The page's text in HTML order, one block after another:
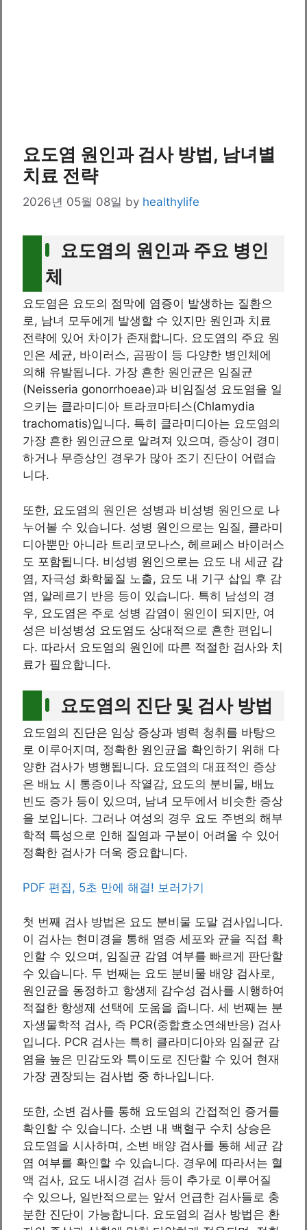
요도염 원인과 검사 방법, 남녀별
치료 전략
2026년 05월 08일 by healthylife
요도염의 원인과 주요 병인
체
요도염은 요도의 점막에 염증이 발생하는 질환으
로, 남녀 모두에게 발생할 수 있지만 원인과 치료
전략에 있어 차이가 존재합니다. 요도염의 주요 원
인은 세균, 바이러스, 곰팡이 등 다양한 병인체에
의해 유발됩니다. 가장 흔한 원인균은 임질균
(Neisseria gonorrhoeae)과 비임질성 요도염을 일
으키는 클라미디아 트라코마티스(Chlamydia
trachomatis)입니다. 특히 클라미디아는 요도염의
가장 흔한 원인균으로 알려져 있으며, 증상이 경미
하거나 무증상인 경우가 많아 조기 진단이 어렵습
니다.
또한, 요도염의 원인은 성병과 비성병 원인으로 나
누어볼 수 있습니다. 성병 원인으로는 임질, 클라미
디아뿐만 아니라 트리코모나스, 헤르페스 바이러스
도 포함됩니다. 비성병 원인으로는 요도 내 세균 감
염, 자극성 화학물질 노출, 요도 내 기구 삽입 후 감
염, 알레르기 반응 등이 있습니다. 특히 남성의 경
우, 요도염은 주로 성병 감염이 원인이 되지만, 여
성은 비성병성 요도염도 상대적으로 흔한 편입니
다. 따라서 요도염의 원인에 따른 적절한 검사와 치
료가 필요합니다.
요도염의 진단 및 검사 방법
요도염의 진단은 임상 증상과 병력 청취를 바탕으
로 이루어지며, 정확한 원인균을 확인하기 위해 다
양한 검사가 병행됩니다. 요도염의 대표적인 증상
은 배뇨 시 통증이나 작열감, 요도의 분비물, 배뇨
빈도 증가 등이 있으며, 남녀 모두에서 비슷한 증상
을 보입니다. 그러나 여성의 경우 요도 주변의 해부
학적 특성으로 인해 질염과 구분이 어려울 수 있어
정확한 검사가 더욱 중요합니다.
PDF 편집, 5초 만에 해결! 보러가기
첫 번째 검사 방법은 요도 분비물 도말 검사입니다.
이 검사는 현미경을 통해 염증 세포와 균을 직접 확
인할 수 있으며, 임질균 감염 여부를 빠르게 판단할
수 있습니다. 두 번째는 요도 분비물 배양 검사로,
원인균을 동정하고 항생제 감수성 검사를 시행하여
적절한 항생제 선택에 도움을 줍니다. 세 번째는 분
자생물학적 검사, 즉 PCR(중합효소연쇄반응) 검사
입니다. PCR 검사는 특히 클라미디아와 임질균 감
염을 높은 민감도와 특이도로 진단할 수 있어 현재
가장 권장되는 검사법 중 하나입니다.
또한, 소변 검사를 통해 요도염의 간접적인 증거를
확인할 수 있습니다. 소변 내 백혈구 수치 상승은
요도염을 시사하며, 소변 배양 검사를 통해 세균 감
염 여부를 확인할 수 있습니다. 경우에 따라서는 혈
액 검사, 요도 내시경 검사 등이 추가로 이루어질
수 있으나, 일반적으로는 앞서 언급한 검사들로 충
분한 진단이 가능합니다. 요도염의 검사 방법은 환